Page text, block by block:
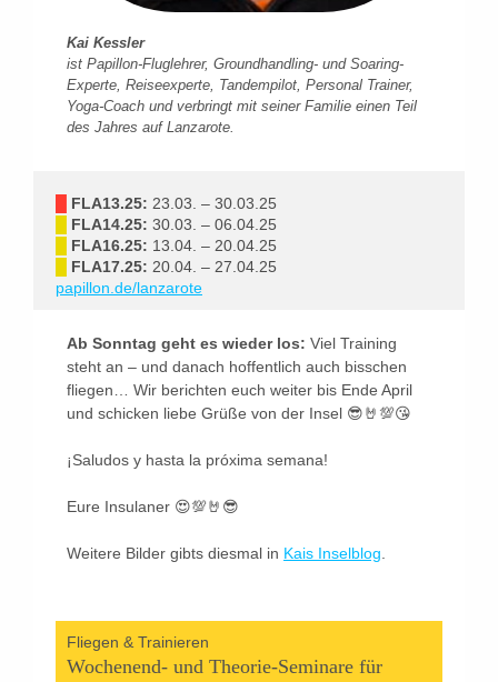
Kai Kessler
ist Papillon-Fluglehrer, Groundhandling- und Soaring-
Experte, Reiseexperte, Tandempilot, Personal Trainer,
Yoga-Coach und verbringt mit seiner Familie einen Teil
des Jahres auf Lanzarote.
FLA13.25: 23.03. – 30.03.25
FLA14.25: 30.03. – 06.04.25
FLA16.25: 13.04. – 20.04.25
FLA17.25: 20.04. – 27.04.25
papillon.de/lanzarote
Ab Sonntag geht es wieder los: Viel Training
steht an – und danach hoffentlich auch bisschen
fliegen… Wir berichten euch weiter bis Ende April
und schicken liebe Grüße von der Insel 😎🤘💯😘
¡Saludos y hasta la próxima semana!
Eure Insulaner 😍💯🤘😎
Weitere Bilder gibts diesmal in Kais Inselblog
Fliegen & Trainieren
Wochenend- und Theorie-Seminare für